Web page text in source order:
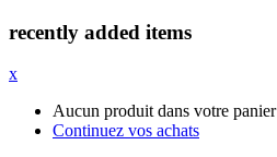
recently added items
x
Aucun produit dans votre panier
Continuez vos achats